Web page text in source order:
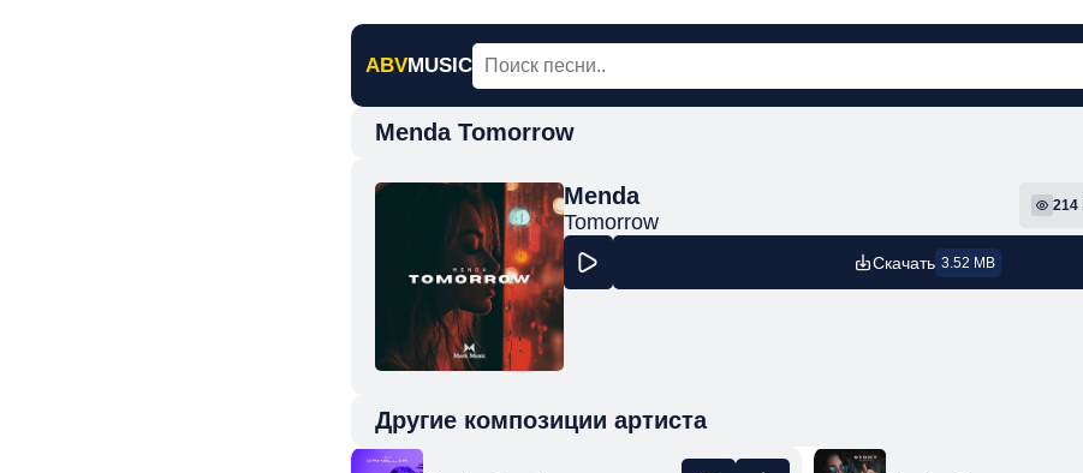
ABVMUSIC
Menda Tomorrow
Menda
Tomorrow
214
Скачать 3.52 MB
Другие композиции артиста